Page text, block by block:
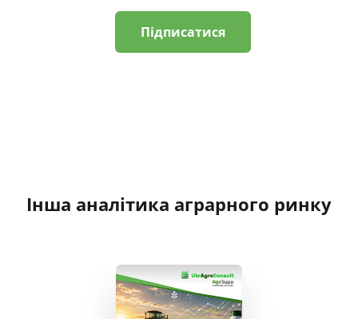
Підписатися
Інша аналітика аграрного ринку